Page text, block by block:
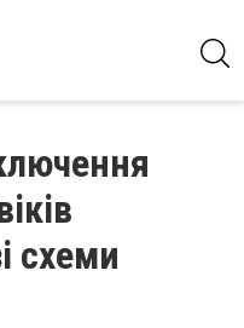
схеми